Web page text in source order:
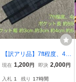
【訳アリ品】7ft程度、4p
c用 自作竿袋
現在 1,200円 即決 2,000円
入札 1 残り 17時間